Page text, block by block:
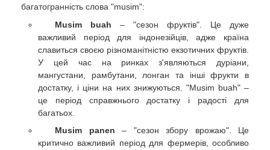
багатогранність слова "musim":
Musim buah – "сезон фруктів". Це дуже
важливий період для індонезійців, адже країна
славиться своєю різноманітністю екзотичних фруктів.
У цей час на ринках з'являються дуріани,
мангустани, рамбутани, лонган та інші фрукти в
достатку, і ціни на них знижуються. "Musim buah" –
це період справжнього достатку і радості для
багатьох.
Musim panen – "сезон збору врожаю". Це
критично важливий період для фермерів, особливо